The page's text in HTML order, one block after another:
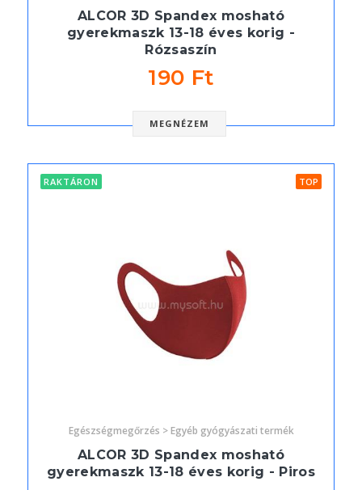
ALCOR 3D Spandex mosható
gyerekmaszk 13-18 éves korig -
Rózsaszín
190 Ft
MEGNÉZEM
RAKTÁRON TOP
Egészségmegőrzés > Egyéb gyógyászati termék
ALCOR 3D Spandex mosható
gyerekmaszk 13-18 éves korig - Piros